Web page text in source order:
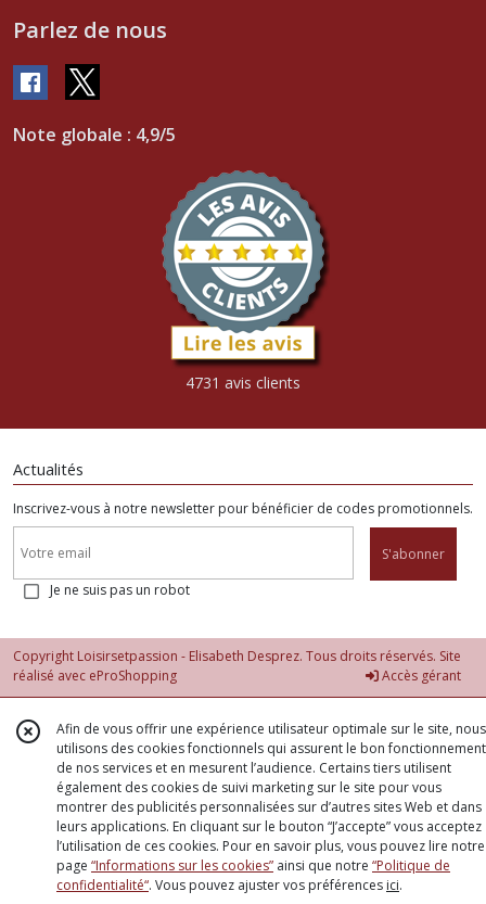
Parlez de nous
Note globale : 4,9/5
4731 avis clients
Actualités
Inscrivez-vous à notre newsletter pour bénéficier de codes promotionnels.
S'abonner
Je ne suis pas un robot
Copyright Loisirsetpassion - Elisabeth Desprez. Tous droits réservés. Site
réalisé avec eProShopping Accès gérant
Afin de vous offrir une expérience utilisateur optimale sur le site, nous
utilisons des cookies fonctionnels qui assurent le bon fonctionnement
de nos services et en mesurent l’audience. Certains tiers utilisent
également des cookies de suivi marketing sur le site pour vous
montrer des publicités personnalisées sur d’autres sites Web et dans
leurs applications. En cliquant sur le bouton “J’accepte” vous acceptez
l’utilisation de ces cookies. Pour en savoir plus, vous pouvez lire notre
page “Informations sur les cookies” ainsi que notre “Politique de
confidentialité“. Vous pouvez ajuster vos préférences ici.